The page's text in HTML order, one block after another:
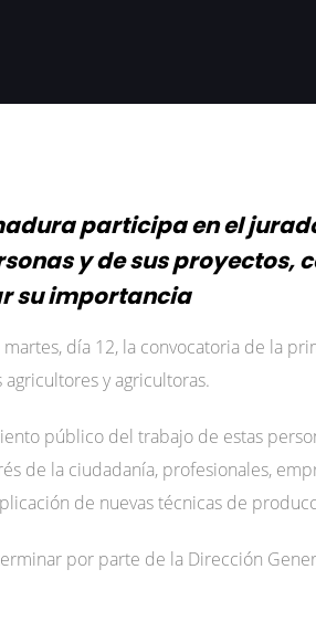
participa en el
y de sus proyectos,
su importancia
día 12, la convocatoria de la
y agricultoras.
público del trabajo de estas
de la ciudadanía, profesionales,
de nuevas técnicas de
por parte de la Dirección